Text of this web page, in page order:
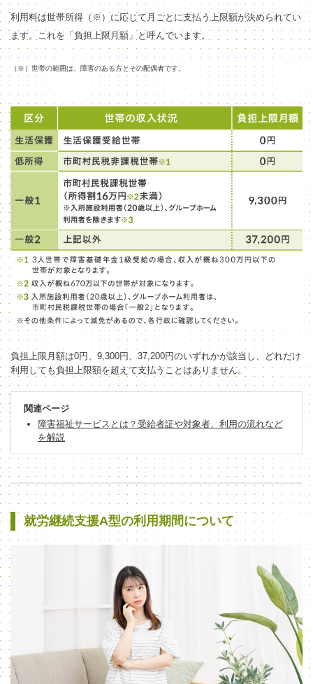
利用料は世帯所得（※）に応じて月ごとに支払う上限額が決められてい
ます。これを「負担上限月額」と呼んでいます。
（※）世帯の範囲は、障害のある方とその配偶者です。
負担上限月額は0円、9,300円、37,200円のいずれかが該当し、どれだけ
利用しても負担上限額を超えて支払うことはありません。
関連ページ
障害福祉サービスとは？受給者証や対象者、利用の流れなど
を解説
就労継続支援A型の利用期間について